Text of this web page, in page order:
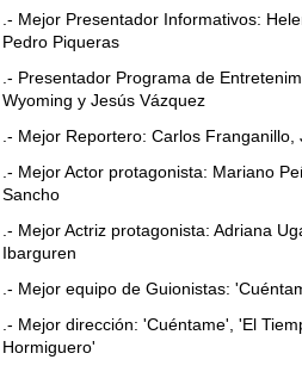
.- Mejor Presentador Informativos:
Pedro Piqueras
.- Presentador Programa de
Wyoming y Jesús Vázquez
.- Mejor Reportero: Carlos
.- Mejor Actor protagonista: Mariano
Sancho
.- Mejor Actriz protagonista: Adriana
Ibarguren
.- Mejor equipo de Guionistas:
.- Mejor dirección: 'Cuéntame', 'El
Hormiguero'